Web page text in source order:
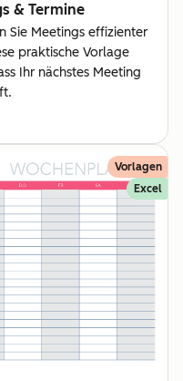
& Termine
Sie Meetings effizienter
praktische Vorlage
Ihr nächstes Meeting
Vorlagen
Excel